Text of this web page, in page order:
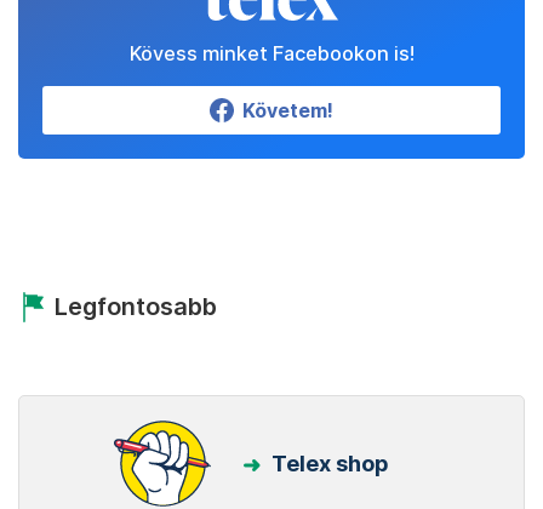
Kövess minket Facebookon is!
Követem!
Legfontosabb
Telex shop